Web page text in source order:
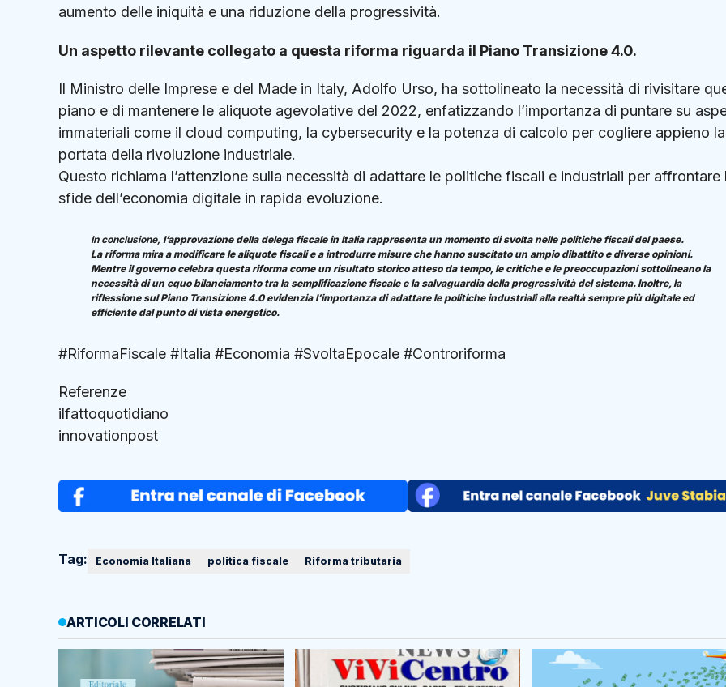
aumento delle iniquità e una riduzione della progressività.
Un aspetto rilevante collegato a questa riforma riguarda il Piano Transizione 4.0.
Il Ministro delle Imprese e del Made in Italy, Adolfo Urso, ha sottolineato la necessità di rivisitare
piano e di mantenere le aliquote agevolative del 2022, enfatizzando l’importanza di puntare su
immateriali come il cloud computing, la cybersecurity e la potenza di calcolo per cogliere appieno la
portata della rivoluzione industriale.
Questo richiama l’attenzione sulla necessità di adattare le politiche fiscali e industriali per affrontare
sfide dell’economia digitale in rapida evoluzione.
In conclusione, l’approvazione della delega fiscale in Italia rappresenta un momento di svolta nelle politiche fiscali del paese.
La riforma mira a modificare le aliquote fiscali e a introdurre misure che hanno suscitato un ampio dibattito e diverse opinioni.
Mentre il governo celebra questa riforma come un risultato storico atteso da tempo, le critiche e le preoccupazioni sottolineano la
necessità di un equo bilanciamento tra la semplificazione fiscale e la salvaguardia della progressività del sistema. Inoltre, la
riflessione sul Piano Transizione 4.0 evidenzia l’importanza di adattare le politiche industriali alla realtà sempre più digitale ed
efficiente dal punto di vista energetico.
#RiformaFiscale #Italia #Economia #SvoltaEpocale #Controriforma
Referenze
ilfattoquotidiano
innovationpost
Tag: Economia Italiana politica fiscale Riforma tributaria
ARTICOLI CORRELATI